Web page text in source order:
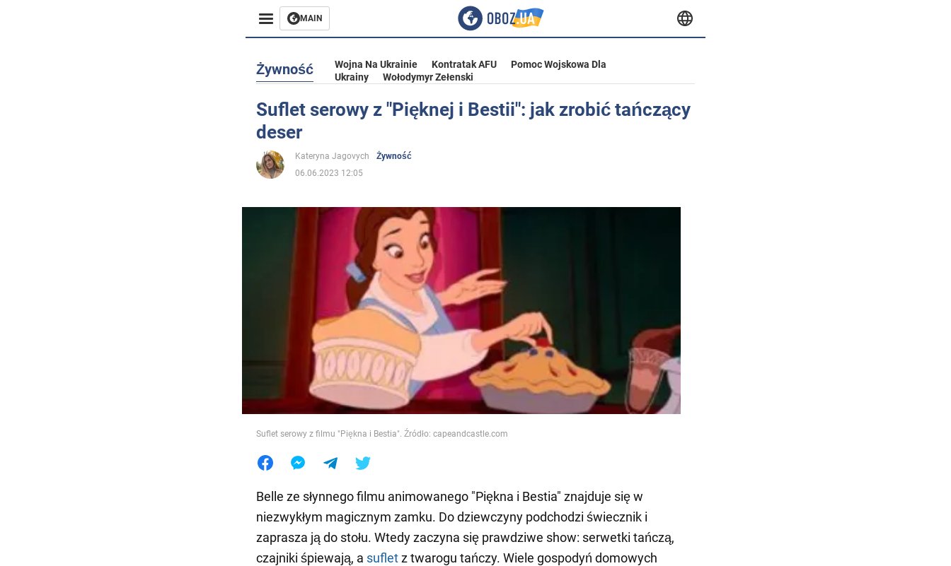
MAIN
Rozrywka
Życie
Wojna na Ukrainie
Jedzenie
Żywność Wojna Na Ukrainie Kontratak AFU
Pomoc Wojskowa Dla
Ukrainy
Wołodymyr Zełenski
Suflet serowy z "Pięknej i Bestii": jak zrobić tańczący
deser
Kateryna Jagovych
Żywność
06.06.2023 12:05
Suflet serowy z filmu "Piękna i Bestia". Źródło: capeandcastle.com
Belle ze słynnego filmu animowanego "Piękna i Bestia" znajduje się w
niezwykłym magicznym zamku. Do dziewczyny podchodzi świecznik i
zaprasza ją do stołu. Wtedy zaczyna się prawdziwe show: serwetki tańczą,
czajniki śpiewają, a sufletz twarogu tańczy. Wiele gospodyń domowych